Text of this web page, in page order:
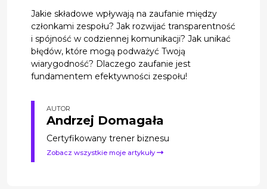
Jakie składowe wpływają na zaufanie między
członkami zespołu? Jak rozwijać transparentność
i spójność w codziennej komunikacji? Jak unikać
błędów, które mogą podważyć Twoją
wiarygodność? Dlaczego zaufanie jest
fundamentem efektywności zespołu!
AUTOR
Andrzej Domagała
Certyfikowany trener biznesu
Zobacz wszystkie moje artykuły